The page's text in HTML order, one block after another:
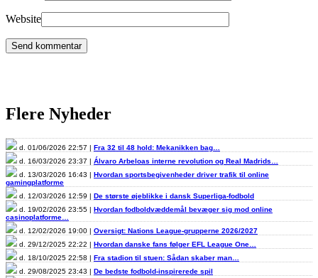
Website
Flere Nyheder
d. 01/06/2026 22:57 | Fra 32 til 48 hold: Mekanikken bag…
d. 16/03/2026 23:37 | Álvaro Arbeloas interne revolution og Real Madrids…
d. 13/03/2026 16:43 | Hvordan sportsbegivenheder driver trafik til online
gamingplatforme
d. 12/03/2026 12:59 | De største øjeblikke i dansk Superliga-fodbold
d. 19/02/2026 23:55 | Hvordan fodboldvæddemål bevæger sig mod online
casinoplatforme…
d. 12/02/2026 19:00 | Oversigt: Nations League-grupperne 2026/2027
d. 29/12/2025 22:22 | Hvordan danske fans følger EFL League One…
d. 18/10/2025 22:58 | Fra stadion til stuen: Sådan skaber man…
d. 29/08/2025 23:43 | De bedste fodbold-inspirerede spil